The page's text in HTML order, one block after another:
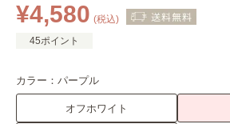
¥4,580 (税込)
45ポイント
カラー： パープル
オフホワイト